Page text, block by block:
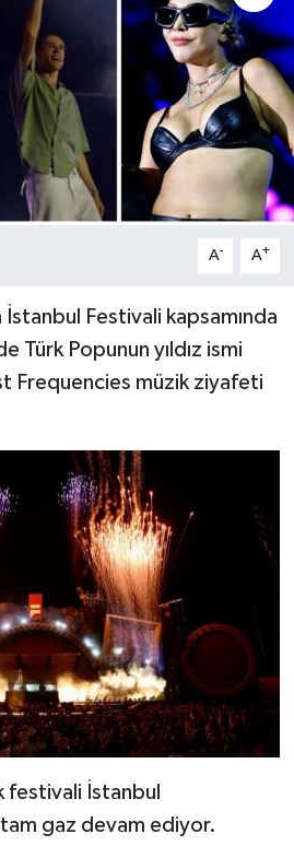
A- A+
İstanbul Festivali kapsamında
Türk Popunun yıldız ismi
Frequencies müzik ziyafeti
festivali İstanbul
gaz devam ediyor.